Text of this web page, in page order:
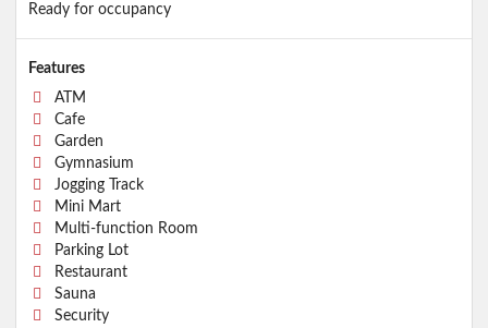
Ready for occupancy
Features
ATM
Cafe
Garden
Gymnasium
Jogging Track
Mini Mart
Multi-function Room
Parking Lot
Restaurant
Sauna
Security